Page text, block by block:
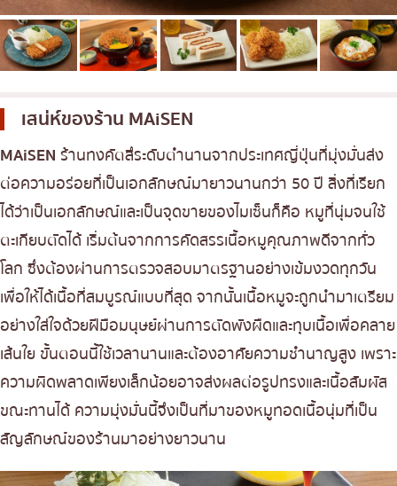
ร้านอาหารญี่ปุ่นแบบดั้งเดิม
ทาโกะยากิ
โอเด้ง/เมนูตุ๋นสไตล์ญี่ปุ่น
อาหารชุด/อาหารญี่ปุ่นสไตล์โฮมคุกกิ้ง
เบนโตะ/บริการส่งอาหารญี่ปุ่น
ลาดพร้าว
สมุทรปราการ
สมุทรสาคร
ภูเก็ต
พัทยา
ธนิยะ
พระราม 3
พระราม4
อื่นๆ
เสน่ห์ของร้าน MAiSEN
MAiSEN ร้านทงคัตสึระดับตำนานจากประเทศญี่ปุ่นที่มุ่งมั่นส่ง
ต่อความอร่อยที่เป็นเอกลักษณ์มายาวนานกว่า 50 ปี สิ่งที่เรียก
ได้ว่าเป็นเอกลักษณ์และเป็นจุดขายของไมเซ็นก็คือ หมูที่นุ่มจนใช้
ตะเกียบตัดได้ เริ่มต้นจากการคัดสรรเนื้อหมูคุณภาพดีจากทั่ว
โลก ซึ่งต้องผ่านการตรวจสอบมาตรฐานอย่างเข้มงวดทุกวัน
เพื่อให้ได้เนื้อที่สมบูรณ์แบบที่สุด จากนั้นเนื้อหมูจะถูกนำมาเตรียม
อย่างใส่ใจด้วยฝีมือมนุษย์ผ่านการตัดพังผืดและทุบเนื้อเพื่อคลาย
เส้นใย ขั้นตอนนี้ใช้เวลานานและต้องอาศัยความชำนาญสูง เพราะ
ความผิดพลาดเพียงเล็กน้อยอาจส่งผลต่อรูปทรงและเนื้อสัมผัส
ขณะทานได้ ความมุ่งมั่นนี้จึงเป็นที่มาของหมูทอดเนื้อนุ่มที่เป็น
สัญลักษณ์ของร้านมาอย่างยาวนาน